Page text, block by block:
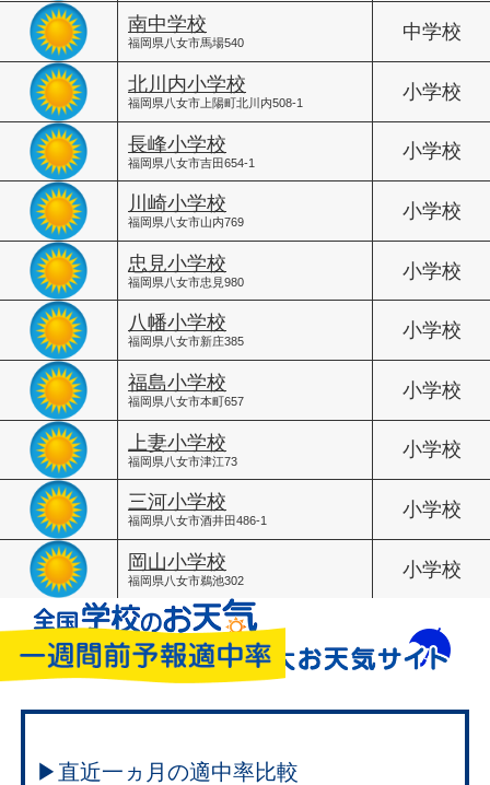
南中学校
福岡県八女市馬場540
中学校
北川内小学校
福岡県八女市上陽町北川内508-1
小学校
長峰小学校
福岡県八女市吉田654-1
小学校
川崎小学校
福岡県八女市山内769
小学校
忠見小学校
福岡県八女市忠見980
小学校
八幡小学校
福岡県八女市新庄385
小学校
福島小学校
福岡県八女市本町657
小学校
上妻小学校
福岡県八女市津江73
小学校
三河小学校
福岡県八女市酒井田486-1
小学校
岡山小学校
福岡県八女市鵜池302
小学校
▶直近一ヵ月の適中率比較